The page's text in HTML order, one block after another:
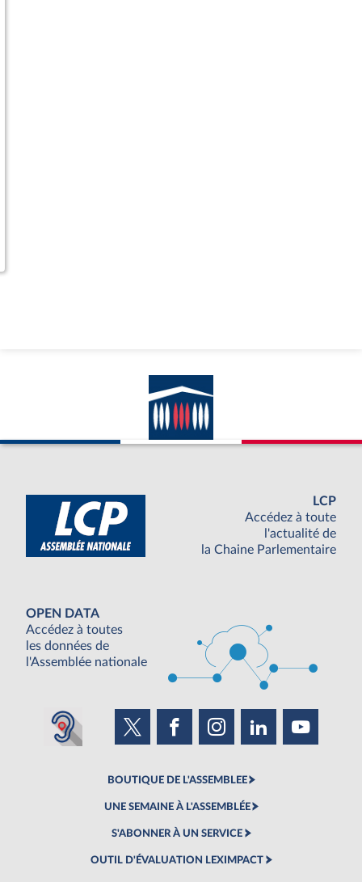
LCP
Accédez à toute
l'actualité de
la Chaine Parlementaire
OPEN DATA
Accédez à toutes
les données de
l'Assemblée nationale
BOUTIQUE DE L'ASSEMBLEE
UNE SEMAINE À L'ASSEMBLÉE
S'ABONNER À UN SERVICE
OUTIL D'ÉVALUATION LEXIMPACT